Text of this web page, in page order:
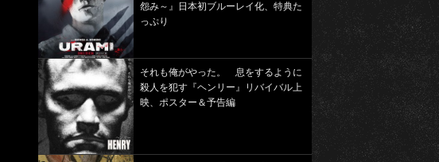
怨み～』日本初ブルーレイ化、特典た
っぷり
それも俺がやった。 息をするように
殺人を犯す『ヘンリー』リバイバル上
映、ポスター＆予告編